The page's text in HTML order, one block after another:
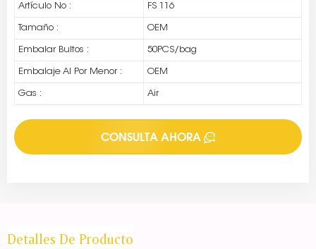
Artículo No : FS 116
Tamaño : OEM
Embalar Bultos : 50PCS/bag
Embalaje Al Por Menor : OEM
Gas : Air
CONSULTA AHORA
Detalles De Producto